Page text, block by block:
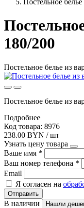
Постельное
180/200
Постельное белье из
Постельное белье из
Подробнее
Код товара: 8976
238.00 BYN / шт
Узнать цену товара
Ваше имя *
Ваш номер телефона *
Email
Я согласен на
Отправить
В наличии Нашли